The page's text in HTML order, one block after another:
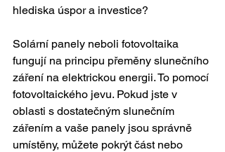
hlediska úspor a investice?
Solární panely neboli fotovoltaika
fungují na principu přeměny slunečního
záření na elektrickou energii. To pomocí
fotovoltaického jevu. Pokud jste v
oblasti s dostatečným slunečním
zářením a vaše panely jsou správně
umístěny, můžete pokrýt část nebo